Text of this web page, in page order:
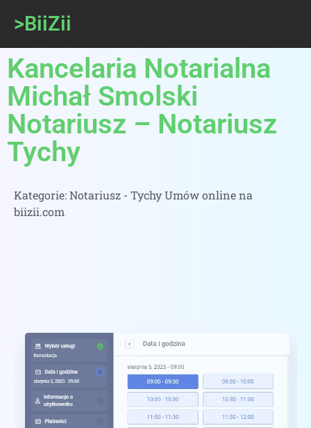
>BiiZii
Kancelaria Notarialna
Michał Smolski
Notariusz – Notariusz
Tychy
Kategorie:Notariusz - Tychy Umów online na
biizii.com